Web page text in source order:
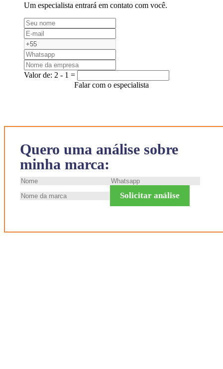
Quero uma análise sobre
minha marca:
Solicitar análise
Um especialista entrará em contato com você.
Valor de: 2 - 1 =
Falar com o especialista